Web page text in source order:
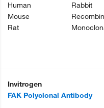
Human
Mouse
Rat
Rabbit
Invitrogen
FAK Polyclonal Antibody